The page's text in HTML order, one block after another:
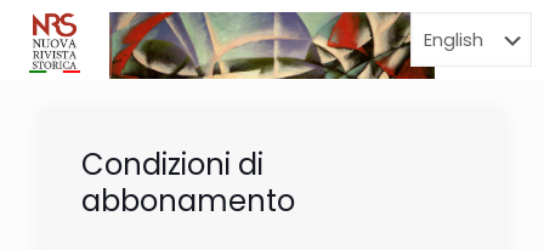
Menu
Condizioni di
abbonamento